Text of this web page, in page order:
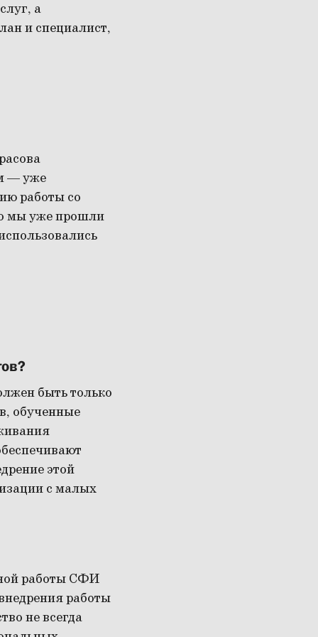
а
и специалист,
— уже
работы со
мы уже прошли
быть только
обученные
этой
с малых
работы СФИ
работы
не всегда